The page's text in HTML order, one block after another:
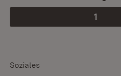
Phase
1
:
Soziales